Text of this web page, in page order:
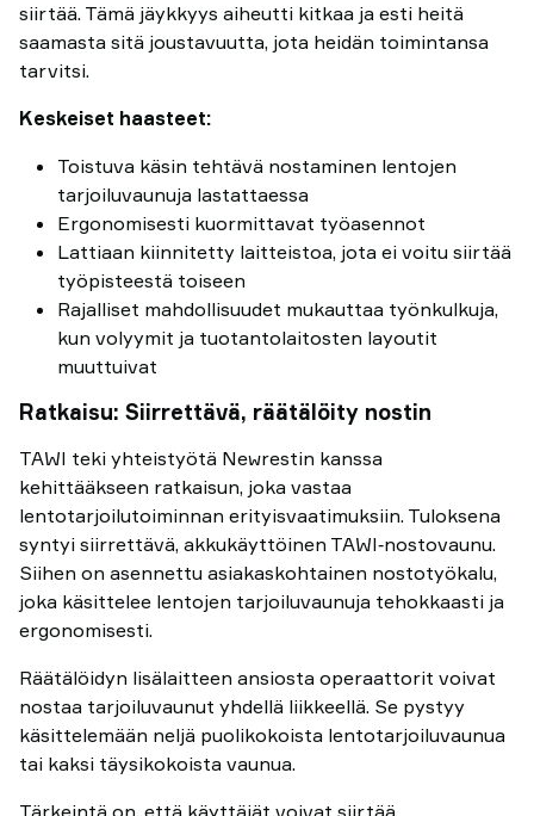
siirtää. Tämä jäykkyys aiheutti kitkaa ja esti heitä
saamasta sitä joustavuutta, jota heidän toimintansa
tarvitsi.
Keskeiset haasteet:
Toistuva käsin tehtävä nostaminen lentojen
tarjoiluvaunuja lastattaessa
Ergonomisesti kuormittavat työasennot
Lattiaan kiinnitetty laitteistoa, jota ei voitu siirtää
työpisteestä toiseen
Rajalliset mahdollisuudet mukauttaa työnkulkuja,
kun volyymit ja tuotantolaitosten layoutit
muuttuivat
Ratkaisu: Siirrettävä, räätälöity nostin
TAWI teki yhteistyötä Newrestin kanssa
kehittääkseen ratkaisun, joka vastaa
lentotarjoilutoiminnan erityisvaatimuksiin. Tuloksena
syntyi siirrettävä, akkukäyttöinen TAWI‑nostovaunu.
Siihen on asennettu asiakaskohtainen nostotyökalu,
joka käsittelee lentojen tarjoiluvaunuja tehokkaasti ja
ergonomisesti.
Räätälöidyn lisälaitteen ansiosta operaattorit voivat
nostaa tarjoiluvaunut yhdellä liikkeellä. Se pystyy
käsittelemään neljä puolikokoista lentotarjoiluvaunua
tai kaksi täysikokoista vaunua.